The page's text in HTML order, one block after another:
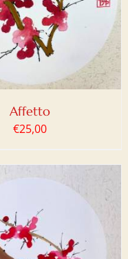
Affetto
€25,00
DETTAGLI
AL CARRELLO